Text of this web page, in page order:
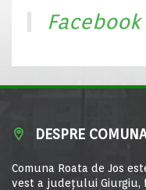
Facebook
DESPRE
Comuna Roata de Jos
vest a judeţului Giurgiu,